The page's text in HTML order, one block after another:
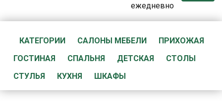
ежедневно
КАТЕГОРИИ САЛОНЫ МЕБЕЛИ
ПРИХОЖАЯ
ГОСТИНАЯ
СПАЛЬНЯ ДЕТСКАЯ
СТОЛЫ
СТУЛЬЯ
КУХНЯ ШКАФЫ